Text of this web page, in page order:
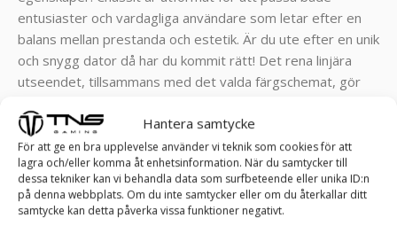
Hantera samtycke
För att ge en bra upplevelse använder vi teknik som cookies för att
lagra och/eller komma åt enhetsinformation. När du samtycker till
dessa tekniker kan vi behandla data som surfbeteende eller unika ID:n
på denna webbplats. Om du inte samtycker eller om du återkallar ditt
samtycke kan detta påverka vissa funktioner negativt.
entusiaster och vardagliga användare som letar efter en
balans mellan prestanda och estetik. Är du ute efter en unik
och snygg dator då har du kommit rätt! Det rena linjära
utseendet, tillsammans med det valda färgschemat, gör
en enhetlig och stilren datorsetup.
Klarar spel som Valorant, Rocket League, Roblox,
Minecraft, GTA, League of Legends, World of Warcraft,
Fortnite, CS-GO, Overwatch , Battlefield, Left 4 Dead, Sims